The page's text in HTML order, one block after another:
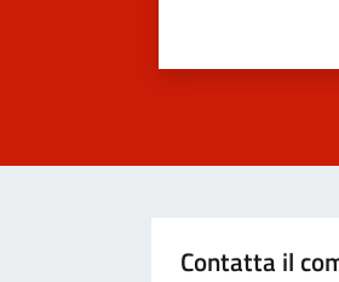
Contatta il